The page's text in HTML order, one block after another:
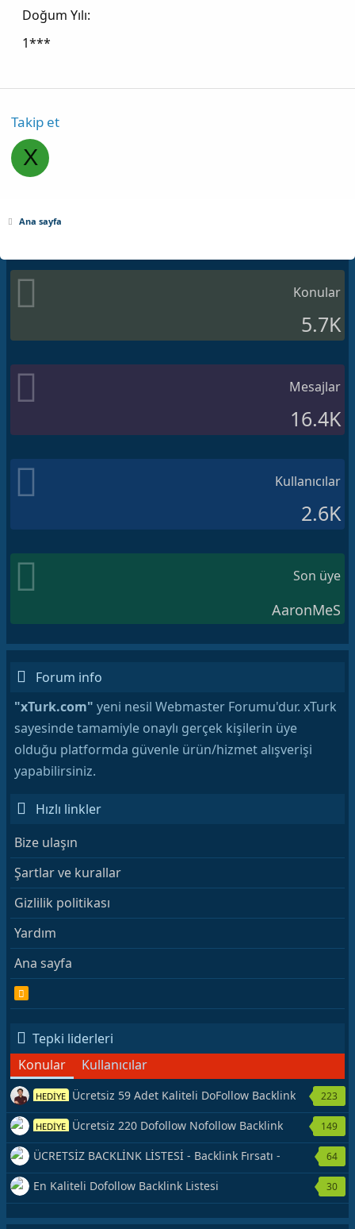
Doğum Yılı
1***
Takip et
X
Ana sayfa
Konular
5.7K
Mesajlar
16.4K
Kullanıcılar
2.6K
Son üye
AaronMeS
Forum info
"xTurk.com" yeni nesil Webmaster Forumu'dur. xTurk
sayesinde tamamiyle onaylı gerçek kişilerin üye
olduğu platformda güvenle ürün/hizmet alışverişi
yapabilirsiniz.
Hızlı linkler
Bize ulaşın
Şartlar ve kurallar
Gizlilik politikası
Yardım
Ana sayfa
R
S
Tepki liderleri
Konular
Kullanıcılar
HEDİYE Ücretsiz 59 Adet Kaliteli DoFollow Backlink
Kaynağı Veriyorum.
223
HEDİYE Ücretsiz 220 Dofollow Nofollow Backlink
Veriyorum
149
ÜCRETSİZ BACKLİNK LİSTESİ - Backlink Fırsatı -
Hemen Yetiş!
64
En Kaliteli Dofollow Backlink Listesi 30